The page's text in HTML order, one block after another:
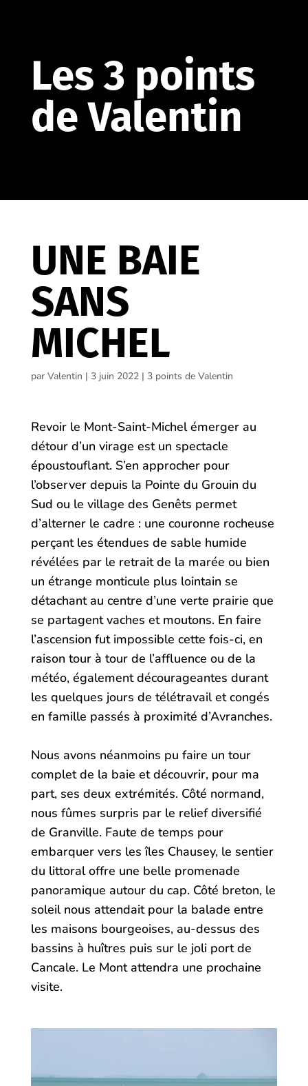
Les 3 points
de Valentin
UNE BAIE
SANS
MICHEL
par Valentin | 3 juin 2022| 3 points de Valentin
Revoir le Mont-Saint-Michel émerger au
détour d’un virage est un spectacle
époustouflant. S’en approcher pour
l’observer depuis la Pointe du Grouin du
Sud ou le village des Genêts permet
d’alterner le cadre : une couronne rocheuse
perçant les étendues de sable humide
révélées par le retrait de la marée ou bien
un étrange monticule plus lointain se
détachant au centre d’une verte prairie que
se partagent vaches et moutons. En faire
l’ascension fut impossible cette fois-ci, en
raison tour à tour de l’affluence ou de la
météo, également décourageantes durant
les quelques jours de télétravail et congés
en famille passés à proximité d’Avranches.
Nous avons néanmoins pu faire un tour
complet de la baie et découvrir, pour ma
part, ses deux extrémités. Côté normand,
nous fûmes surpris par le relief diversifié
de Granville. Faute de temps pour
embarquer vers les îles Chausey, le sentier
du littoral offre une belle promenade
panoramique autour du cap. Côté breton, le
soleil nous attendait pour la balade entre
les maisons bourgeoises, au-dessus des
bassins à huîtres puis sur le joli port de
Cancale. Le Mont attendra une prochaine
visite.